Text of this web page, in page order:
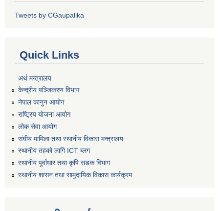
Tweets by CGaupalika
Quick Links
अर्थ मन्त्रालय
केन्द्रीय पञ्जिकरण विभाग
नेपाल कानुन आयोग
राष्ट्रिय योजना आयोग
लोक सेवा आयोग
संघीय मामिला तथा स्थानीय विकास मन्त्रालय
स्थानीय तहको लागि ICT ब्लग
स्थानीय पूर्वाधार तथा कृषि सडक विभाग
स्थानीय शासन तथा सामुदायिक विकास कार्यक्रम